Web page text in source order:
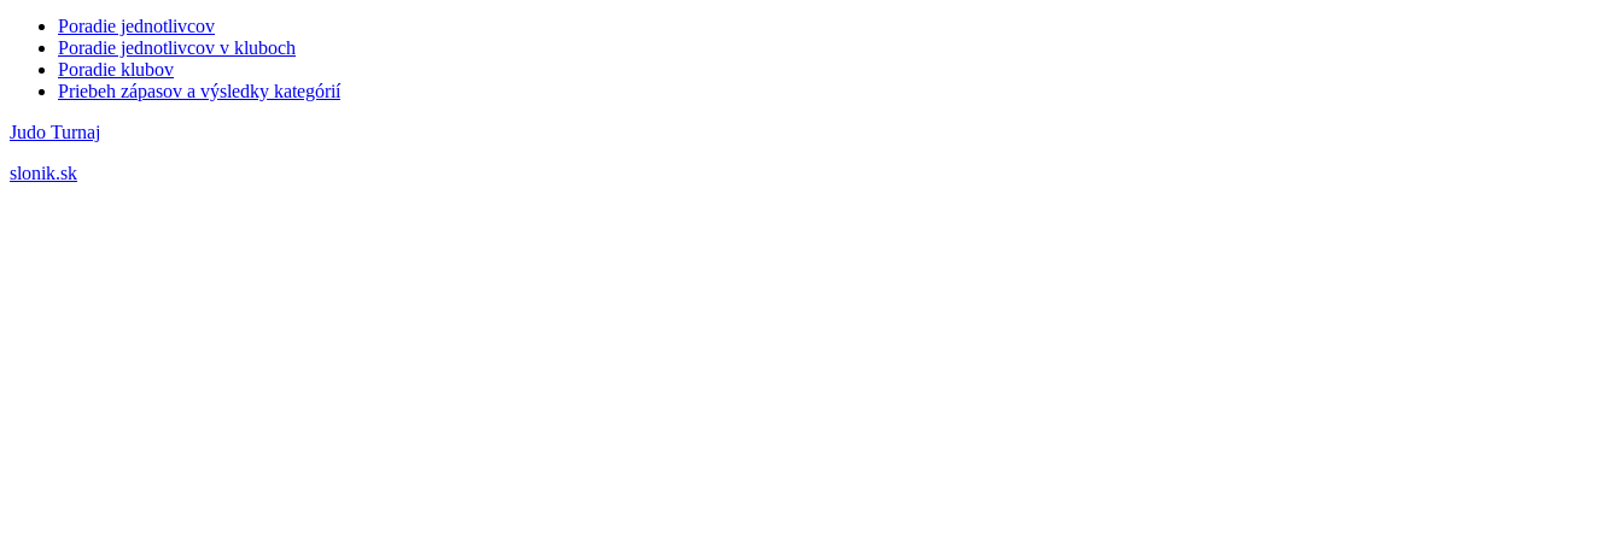
Poradie jednotlivcov
Poradie jednotlivcov v kluboch
Poradie klubov
Priebeh zápasov a výsledky kategórií
Judo Turnaj
slonik.sk